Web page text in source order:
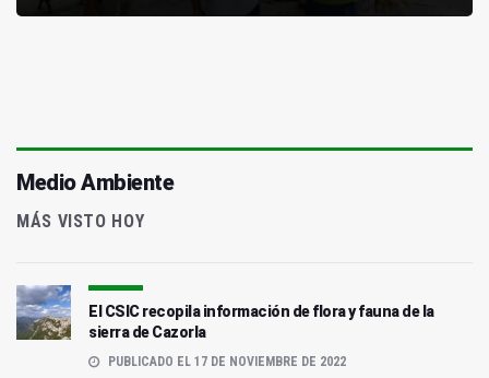
Medio Ambiente
MÁS VISTO HOY
El CSIC recopila información de flora y fauna de la
sierra de Cazorla
PUBLICADO EL 17 DE NOVIEMBRE DE 2022